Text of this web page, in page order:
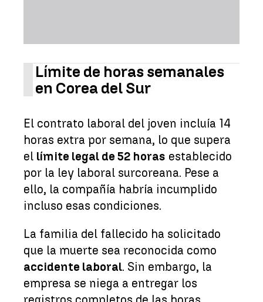
Límite de horas semanales
en Corea del Sur
El contrato laboral del joven incluía 14
horas extra por semana, lo que supera
el límite legal de 52 horas establecido
por la ley laboral surcoreana. Pese a
ello, la compañía habría incumplido
incluso esas condiciones.
La familia del fallecido ha solicitado
que la muerte sea reconocida como
accidente laboral. Sin embargo, la
empresa se niega a entregar los